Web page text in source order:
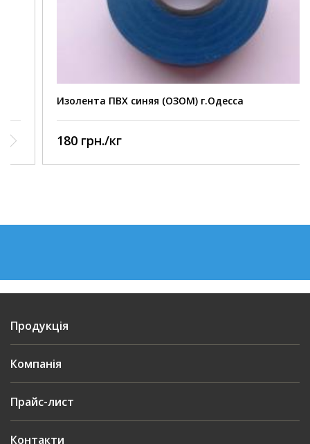
Изолента ПВХ синяя (ОЗОМ) г.Одесса
180 грн./кг
Продукція
Компанія
Прайс-лист
Контакти